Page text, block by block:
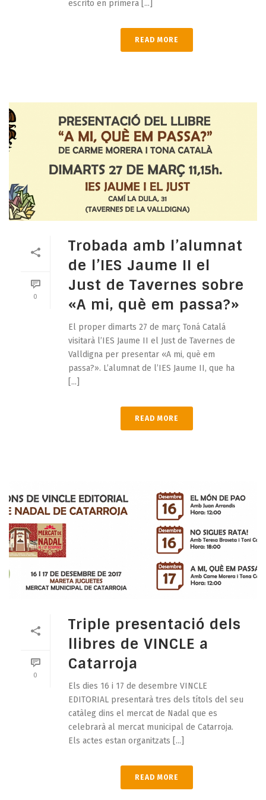
escrito en primera [...]
READ MORE
0
Trobada amb l’alumnat
de l’IES Jaume II el
Just de Tavernes sobre
«A mi, què em passa?»
El proper dimarts 27 de març Toná Catalá
visitarà l’IES Jaume II el Just de Tavernes de
Valldigna per presentar «A mi, què em
passa?». L’alumnat de l’IES Jaume II, que ha
[...]
READ MORE
0
Triple presentació dels
llibres de VINCLE a
Catarroja
Els dies 16 i 17 de desembre VINCLE
EDITORIAL presentarà tres dels títols del seu
catàleg dins el mercat de Nadal que es
celebrarà al mercat municipal de Catarroja.
Els actes estan organitzats [...]
READ MORE